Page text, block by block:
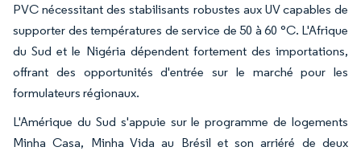
PVC nécessitant des stabilisants robustes aux UV capables de
supporter des températures de service de 50 à 60 °C. L'Afrique
du Sud et le Nigéria dépendent fortement des importations,
offrant des opportunités d'entrée sur le marché pour les
formulateurs régionaux.
L'Amérique du Sud s'appuie sur le programme de logements
Minha Casa, Minha Vida au Brésil et son arriéré de deux